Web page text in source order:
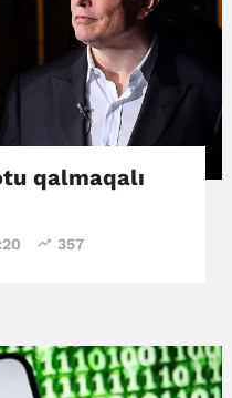
qalmaqalı
357